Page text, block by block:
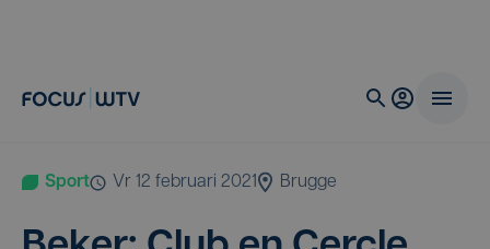
Sport vr 12 februari 2021 Brugge